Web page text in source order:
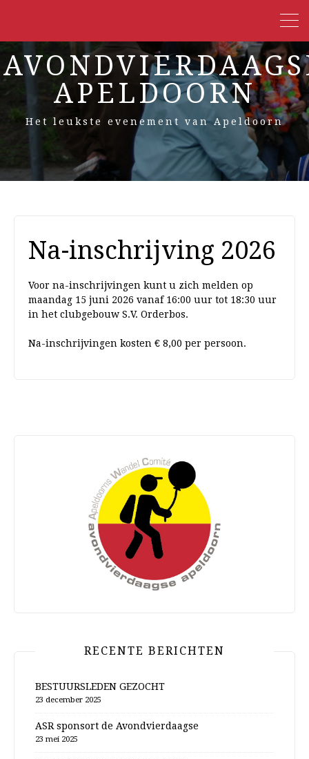
APELDOORN
Het leukste evenement van Apeldoorn
Na-inschrijving 2026
Voor na-inschrijvingen kunt u zich melden op
maandag 15 juni 2026 vanaf 16:00 uur tot 18:30 uur
in het clubgebouw S.V. Orderbos.
Na-inschrijvingen kosten € 8,00 per persoon.
RECENTE BERICHTEN
BESTUURSLEDEN GEZOCHT
23 december 2025
ASR sponsort de Avondvierdaagse
23 mei 2025